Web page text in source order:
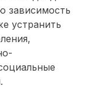
зависимость
устранить